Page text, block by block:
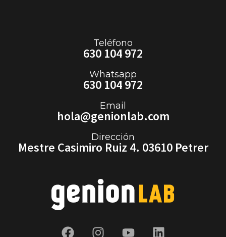
Teléfono
630 104 972
Whatsapp
630 104 972
Email
hola@genionlab.com
Dirección
Mestre Casimiro Ruiz 4. 03610 Petrer